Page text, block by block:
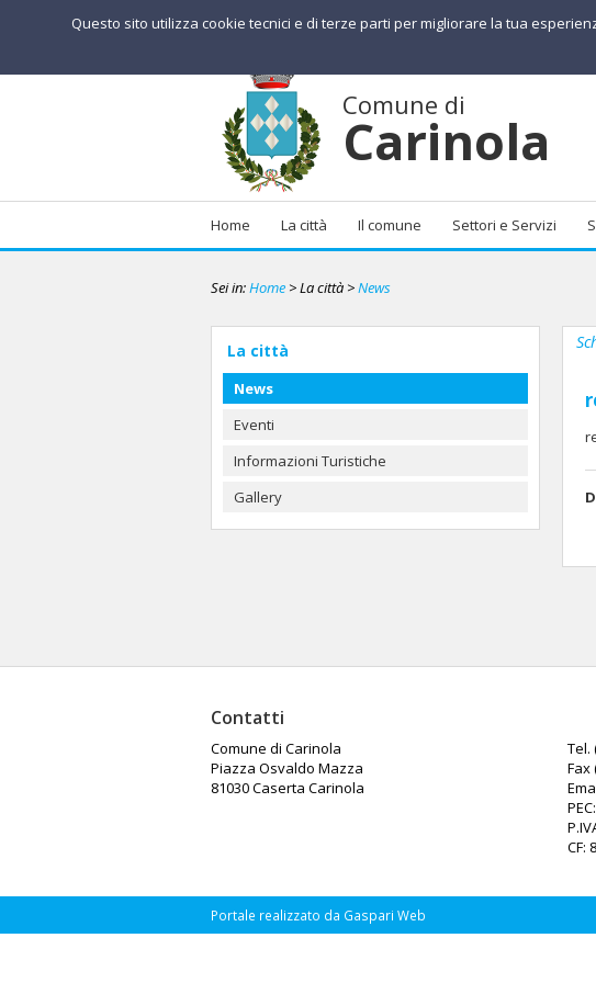
Comune di
Carinola
Home La città Il comune Settori e Servizi
Sei in:Home > La città >News
La città
News
Eventi
Informazioni Turistiche
Gallery
Contatti
Comune di Carinola
Piazza Osvaldo Mazza
81030 Caserta Carinola
Tel.
Fax
PEC:
CF:
Portale realizzato da Gaspari Web
Questo sito utilizza cookie tecnici e di terze parti per migliorare la tua